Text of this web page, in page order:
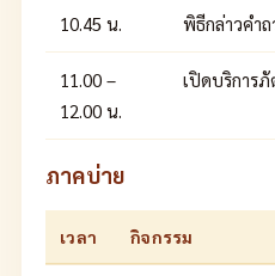
10.45 น. พิธีกล่าวคำ
11.00 –
12.00 น.
เปิดบริการ
ภาคบ่าย
เวลา กิจกรรม